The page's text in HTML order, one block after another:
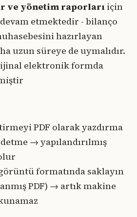
ve yönetim raporları için
etmektedir - bilanço
hazırlayan
uzun süreye de uymalıdır.
elektronik formda
PDF olarak yazdırma
→ yapılandırılmış
formatında saklayın
PDF) → artık makine